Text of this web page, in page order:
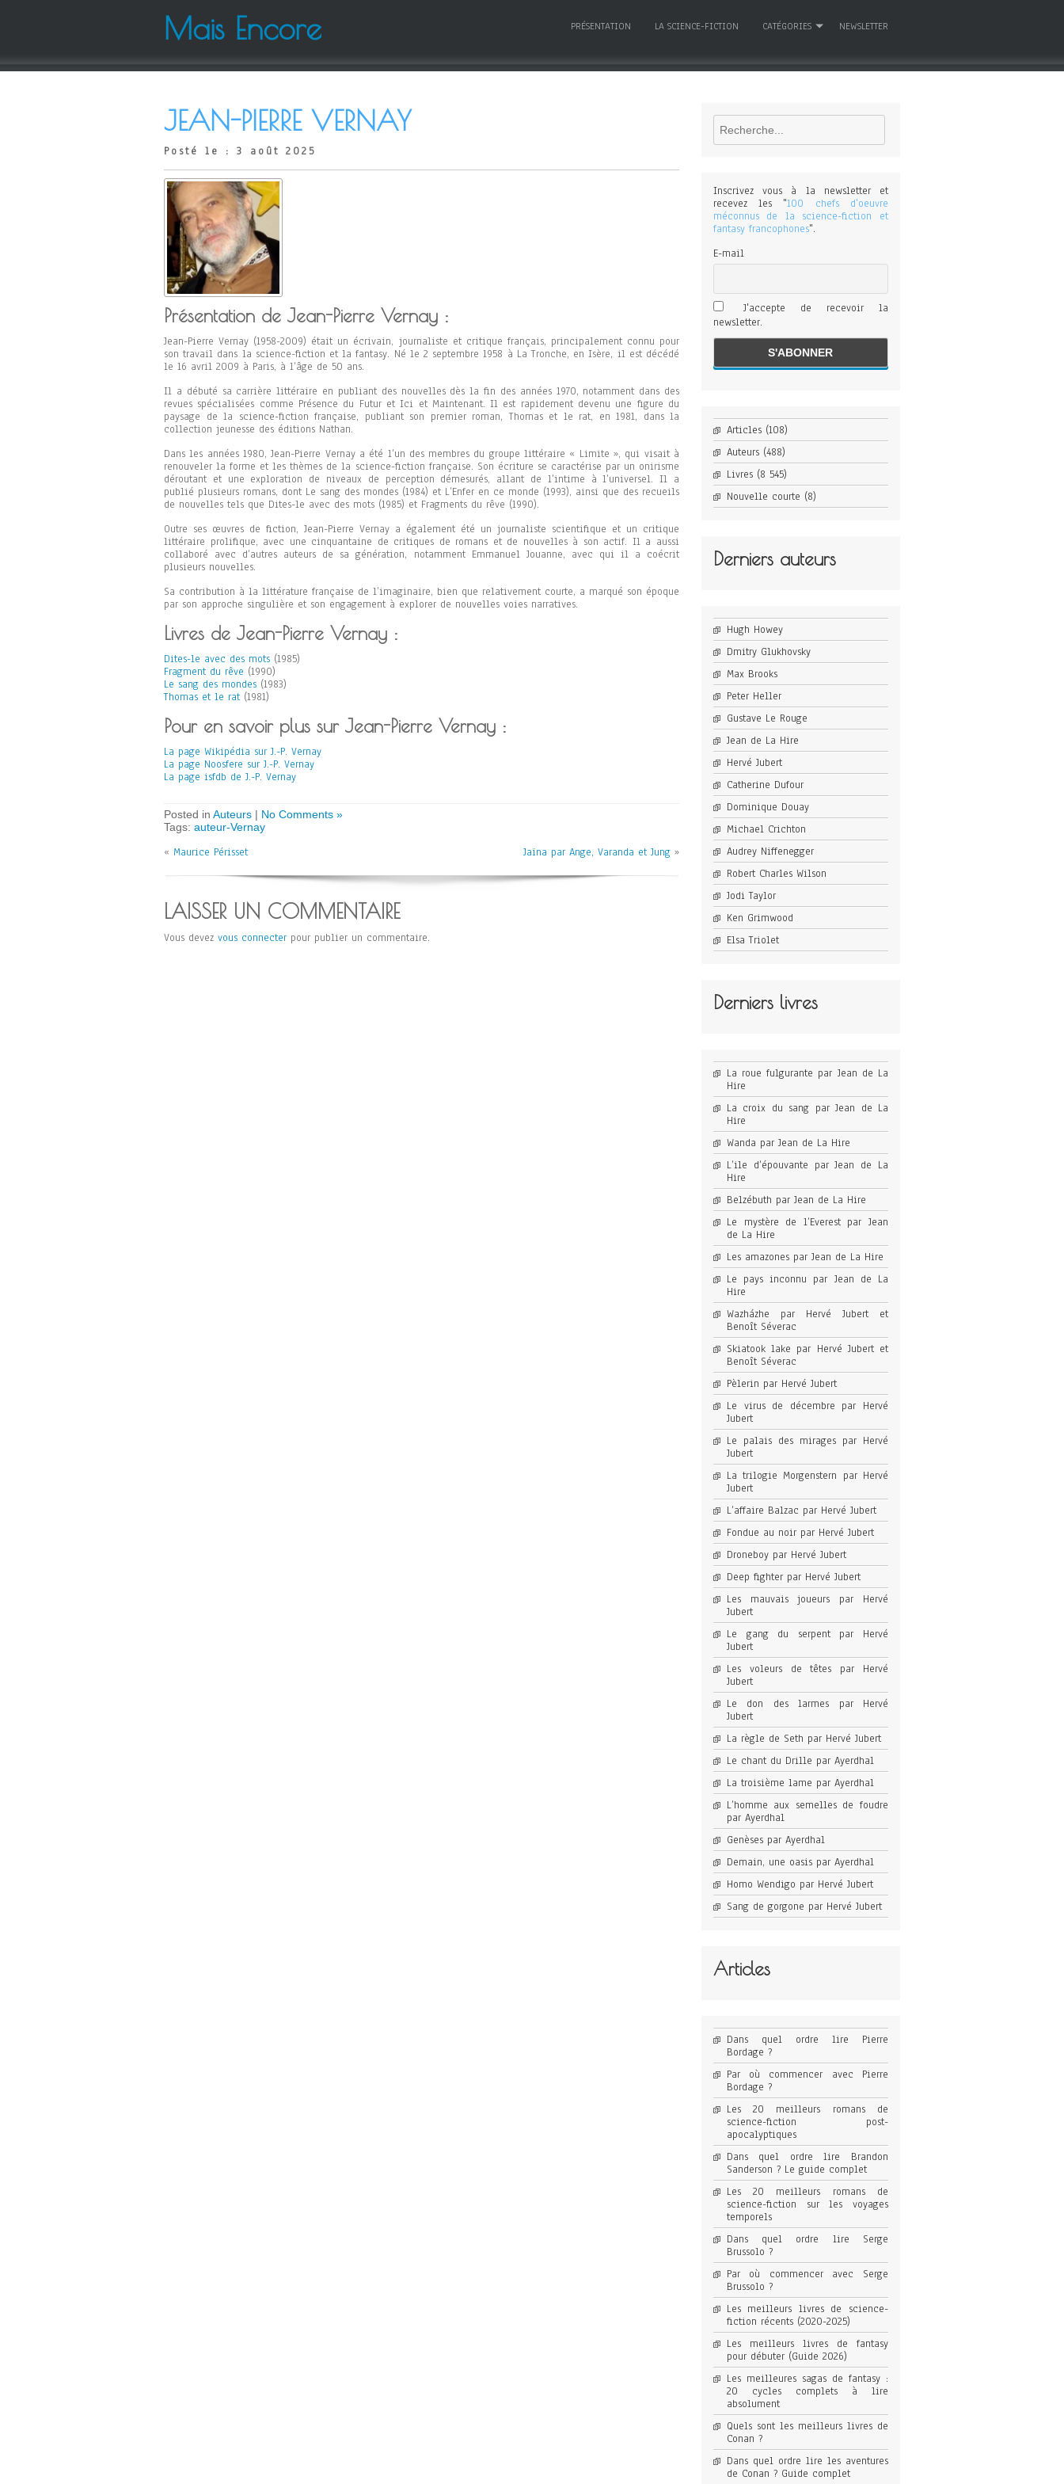
Mais Encore PRÉSENTATION LA SCIENCE-FICTION CATÉGORIES NEWSLETTER
JEAN-PIERRE VERNAY
Posté le : 3 août 2025
Présentation de Jean-Pierre Vernay :
Jean-Pierre Vernay (1958-2009) était un écrivain, journaliste et critique français, principalement connu pour
son travail dans la science-fiction et la fantasy. Né le 2 septembre 1958 à La Tronche, en Isère, il est décédé
le 16 avril 2009 à Paris, à l’âge de 50 ans.
Il a débuté sa carrière littéraire en publiant des nouvelles dès la fin des années 1970, notamment dans des
revues spécialisées comme Présence du Futur et Ici et Maintenant. Il est rapidement devenu une figure du
paysage de la science-fiction française, publiant son premier roman, Thomas et le rat, en 1981, dans la
collection jeunesse des éditions Nathan.
Dans les années 1980, Jean-Pierre Vernay a été l’un des membres du groupe littéraire « Limite », qui visait à
renouveler la forme et les thèmes de la science-fiction française. Son écriture se caractérise par un onirisme
déroutant et une exploration de niveaux de perception démesurés, allant de l’intime à l’universel. Il a
publié plusieurs romans, dont Le sang des mondes (1984) et L’Enfer en ce monde (1993), ainsi que des recueils
de nouvelles tels que Dites-le avec des mots (1985) et Fragments du rêve (1990).
Outre ses œuvres de fiction, Jean-Pierre Vernay a également été un journaliste scientifique et un critique
littéraire prolifique, avec une cinquantaine de critiques de romans et de nouvelles à son actif. Il a aussi
collaboré avec d’autres auteurs de sa génération, notamment Emmanuel Jouanne, avec qui il a coécrit
plusieurs nouvelles.
Sa contribution à la littérature française de l’imaginaire, bien que relativement courte, a marqué son époque
par son approche singulière et son engagement à explorer de nouvelles voies narratives.
Livres de Jean-Pierre Vernay :
Dites-le avec des mots (1985)
Fragment du rêve (1990)
Le sang des mondes (1983)
Thomas et le rat (1981)
Pour en savoir plus sur Jean-Pierre Vernay :
La page Wikipédia sur J.-P. Vernay
La page Noosfere sur J.-P. Vernay
La page isfdb de J.-P. Vernay
Posted in Auteurs | No Comments »
Tags: auteur-Vernay
« Maurice Périsset Jaïna par Ange, Varanda et Jung »
LAISSER UN COMMENTAIRE
Vous devez vous connecter pour publier un commentaire.
Rechercher
Inscrivez vous à la newsletter et
recevez les "100 chefs d'oeuvre
méconnus de la science-fiction et
fantasy francophones".
E-mail
J'accepte de recevoir la
newsletter.
Articles(108)
Auteurs(488)
Livres(8 545)
Nouvelle courte (8)
Derniers auteurs
Hugh Howey
Dmitry Glukhovsky
Max Brooks
Peter Heller
Gustave Le Rouge
Jean de La Hire
Hervé Jubert
Catherine Dufour
Dominique Douay
Michael Crichton
Audrey Niffenegger
Robert Charles Wilson
Jodi Taylor
Ken Grimwood
Elsa Triolet
Derniers livres
La roue fulgurante par Jean de La
Hire
La croix du sang par Jean de La
Hire
Wanda par Jean de La Hire
L’ile d’épouvante par Jean de La
Hire
Belzébuth par Jean de La Hire
Le mystère de l’Everest par Jean
de La Hire
Les amazones par Jean de La Hire
Le pays inconnu par Jean de La
Hire
Wazházhe par Hervé Jubert et
Benoît Séverac
Skiatook lake par Hervé Jubert et
Benoît Séverac
Pèlerin par Hervé Jubert
Le virus de décembre par Hervé
Jubert
Le palais des mirages par Hervé
Jubert
La trilogie Morgenstern par Hervé
Jubert
L’affaire Balzac par Hervé Jubert
Fondue au noir par Hervé Jubert
Droneboy par Hervé Jubert
Deep fighter par Hervé Jubert
Les mauvais joueurs par Hervé
Jubert
Le gang du serpent par Hervé
Jubert
Les voleurs de têtes par Hervé
Jubert
Le don des larmes par Hervé
Jubert
La règle de Seth par Hervé Jubert
Le chant du Drille par Ayerdhal
La troisième lame par Ayerdhal
L’homme aux semelles de foudre
par Ayerdhal
Genèses par Ayerdhal
Demain, une oasis par Ayerdhal
Homo Wendigo par Hervé Jubert
Sang de gorgone par Hervé Jubert
Articles
Dans quel ordre lire Pierre
Bordage ?
Par où commencer avec Pierre
Bordage ?
Les 20 meilleurs romans de
science-fiction post-
apocalyptiques
Dans quel ordre lire Brandon
Sanderson ? Le guide complet
Les 20 meilleurs romans de
science-fiction sur les voyages
temporels
Dans quel ordre lire Serge
Brussolo ?
Par où commencer avec Serge
Brussolo ?
Les meilleurs livres de science-
fiction récents (2020-2025)
Les meilleurs livres de fantasy
pour débuter (Guide 2026)
Les meilleures sagas de fantasy :
20 cycles complets à lire
absolument
Quels sont les meilleurs livres de
Conan ?
Dans quel ordre lire les aventures
de Conan ? Guide complet